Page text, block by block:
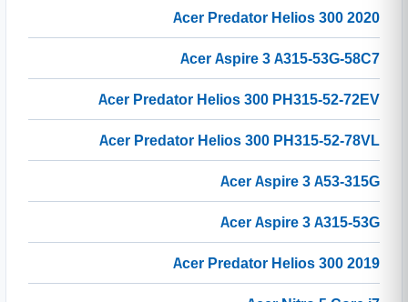
Acer Predator Helios 300 2020
Acer Aspire 3 A315-53G-58C7
Acer Predator Helios 300 PH315-52-72EV
Acer Predator Helios 300 PH315-52-78VL
Acer Aspire 3 A53-315G
Acer Aspire 3 A315-53G
Acer Predator Helios 300 2019